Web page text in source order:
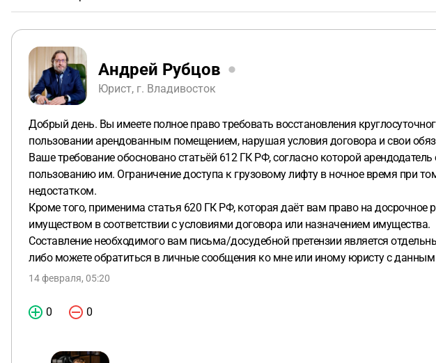
Андрей Рубцов
Юрист, г. Владивосток
Добрый день. Вы имеете полное право требовать восстановления
пользовании арендованным помещением, нарушая условия договора и свои
Ваше требование обосновано статьёй 612 ГК РФ, согласно которой
пользованию им. Ограничение доступа к грузовому лифту в ночное время при
недостатком.
Кроме того, применима статья 620 ГК РФ, которая даёт вам право на досрочное
имуществом в соответствии с условиями договора или назначением имущества.
Составление необходимого вам письма/досудебной претензии является
либо можете обратиться в личные сообщения ко мне или иному юристу с
14 февраля, 05:20
0 0